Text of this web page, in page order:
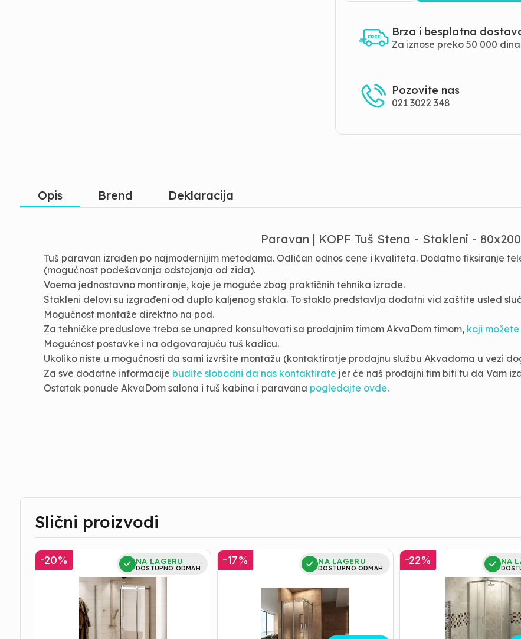
Brza i besplatna
Za iznose preko 50 000
Pozovite nas
021 3022 348
Opis Brend Deklaracija
Paravan | KOPF Tuš Stena - Stakleni -
Tuš paravan izrađen po najmodernijim metodama. Odličan odnos cene i kvaliteta. Dodatno fiksiranje
(mogućnost podešavanja odstojanja od zida).
Voema jednostavno montiranje, koje je moguće zbog praktičnih tehnika izrade.
Stakleni delovi su izgrađeni od duplo kaljenog stakla. To staklo predstavlja dodatni vid zaštite usled
Mogućnost montaže direktno na pod.
Za tehničke preduslove treba se unapred konsultovati sa prodajnim timom AkvaDom timom, koji
Mogućnost postavke i na odgovarajuću tuš kadicu.
Ukoliko niste u mogućnosti da sami izvršite montažu (kontaktiratje prodajnu službu Akvadoma u vezi
Za sve dodatne informacije budite slobodni da nas kontaktirate jer će naš prodajni tim biti tu da Vam
Ostatak ponude AkvaDom salona i tuš kabina i paravana pogledajte ovde.
Slični proizvodi
Tuš
Kabina
-20% NA LAGERU
DOSTUPNO ODMAH
Tuš
Kabina
-17% NA LAGERU
DOSTUPNO ODMAH
Tuš
Kabina
-22% NA